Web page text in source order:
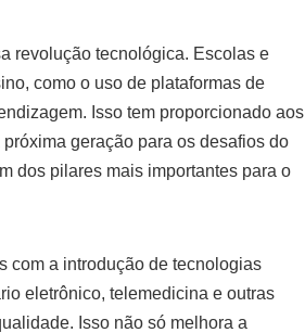
revolução tecnológica. Escolas e
como o uso de plataformas de
Isso tem proporcionado aos
geração para os desafios do
dos pilares mais importantes para o
com a introdução de tecnologias
eletrônico, telemedicina e outras
Isso não só melhora a